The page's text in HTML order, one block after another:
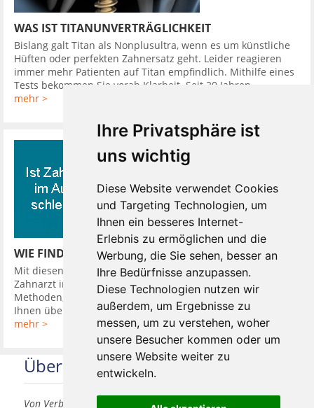
Ihre Privatsphäre ist
uns wichtig
Diese Website verwendet Cookies
und Targeting Technologien, um
Ihnen ein besseres Internet-
Erlebnis zu ermöglichen und die
Werbung, die Sie sehen, besser an
Ihre Bedürfnisse anzupassen.
Diese Technologien nutzen wir
außerdem, um Ergebnisse zu
messen, um zu verstehen, woher
unsere Besucher kommen oder um
unsere Website weiter zu
entwickeln.
WAS IST TITANUNVERTRÄGLICHKEIT
Bislang galt Titan als Nonplusultra, wenn es um künstliche
Hüften oder perfekten Zahnersatz geht. Leider reagieren
immer mehr Patienten auf Titan empfindlich. Mithilfe eines
Tests bekommen Sie vorab Klarheit. Seit 20 Jahren ...
mehr >
WIE FINDE ICH EINEN GUTEN ZAHNARZT
Mit diesen 10 Tipps finden Sie leicht einen guten günstigen
Zahnarzt in Ihrer Nähe. So hat Ihr Zahnarzt verschiedene
Methoden, Sie in seine Diagnose einzubeziehen. Er kann
Ihnen über Kamera oder ...
mehr >
Über uns
Von Verbrauchern für Verbraucher